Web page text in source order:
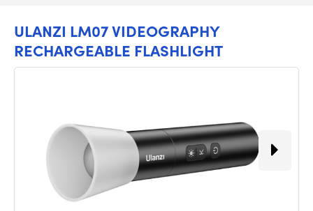
ULANZI LM07 VIDEOGRAPHY
RECHARGEABLE FLASHLIGHT